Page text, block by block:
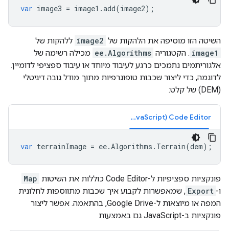
var image3 = image1 .add(image2);
השיטה הזו מוסיפה את הלהקות של image2 ללהקות של
image1 . הקטגוריה ee.Algorithms מכילה רשימה של
אלגוריתמים נתמכים כרגע לעיבוד מיוחד או עיבוד ספציפי לדומיין.
לדוגמה, כדי ליצור שכבות טופוגרפיות מתוך מודל גובה דיגיטלי
(DEM) של קלט:
Code Editor‏ (JavaScript)
var terrainImage = ee.Algorithms . Terrain(dem);
פונקציות ספציפיות ל-Code Editor כוללות את השיטות
Map
ו- Export , שמאפשרות לקבוע איך שכבות מתווספות לחלונית
המפה או מיוצאות ל-Google Drive, בהתאמה. אפשר ליצור
פונקציות ב-JavaScript גם באמצעות